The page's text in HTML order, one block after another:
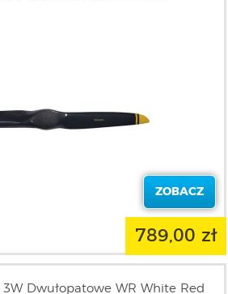
ZOBACZ
789,00 zł
Dwułopatowe WR White Red